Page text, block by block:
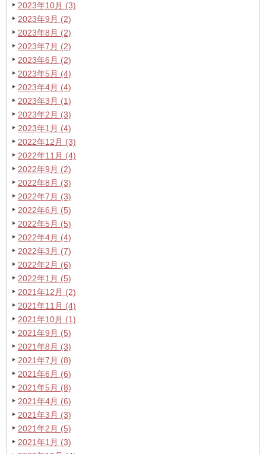
2023年10月 (3)
2023年9月 (2)
2023年8月 (2)
2023年7月 (2)
2023年6月 (2)
2023年5月 (4)
2023年4月 (4)
2023年3月 (1)
2023年2月 (3)
2023年1月 (4)
2022年12月 (3)
2022年11月 (4)
2022年9月 (2)
2022年8月 (3)
2022年7月 (3)
2022年6月 (5)
2022年5月 (5)
2022年4月 (4)
2022年3月 (7)
2022年2月 (6)
2022年1月 (5)
2021年12月 (2)
2021年11月 (4)
2021年10月 (1)
2021年9月 (5)
2021年8月 (3)
2021年7月 (8)
2021年6月 (6)
2021年5月 (8)
2021年4月 (6)
2021年3月 (3)
2021年2月 (5)
2021年1月 (3)